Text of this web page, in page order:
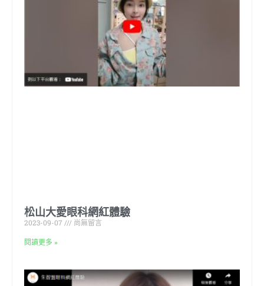
松山大愛眼科網紅體驗
2023-09-07 尚無留言
閱讀更多 »